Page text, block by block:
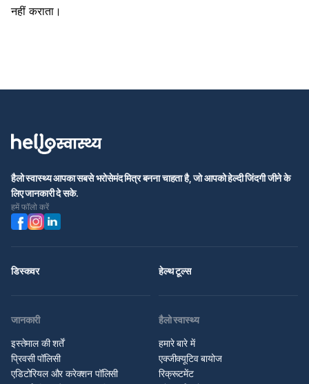
नहीं कराता।
हैलो स्वास्थ्य आपका सबसे भरोसेमंद मित्र बनना चाहता है, जो आपको हेल्दी जिंदगी जीने के
लिए जानकारी दे सके.
हमें फॉलो करें
डिस्कवर हेल्थ टूल्स
जानकारी
इस्तेमाल की शर्तें
प्रिवसी पॉलिसी
एडिटोरियल और करेक्शन पॉलिसी
हैलो स्वास्थ्य
हमारे बारे में
एक्जीक्यूटिव बायोज
रिक्रूटमेंट